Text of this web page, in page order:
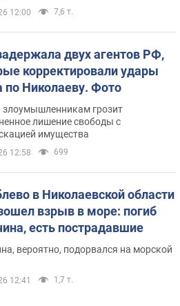
12:00 7,6 т.
двух агентов РФ,
корректировали удары
по Николаеву. Фото
злоумышленникам грозит
лишение свободы с
имущества
12:58 699
в Николаевской области
взрыв в море: погиб
есть пострадавшие
вероятно, подорвался на морской
12:41 1,7 т.